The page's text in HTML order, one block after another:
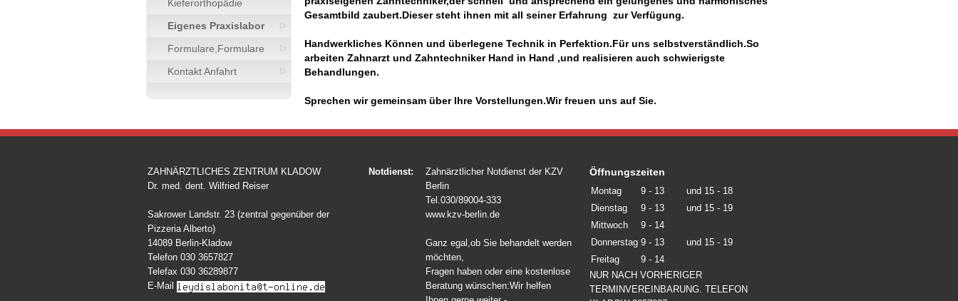
Kieferorthopädie
Eigenes Praxislabor
Formulare,Formulare
Kontakt Anfahrt
Gesamtbild zaubert.Dieser steht ihnen mit all seiner Erfahrung zur Verfügung.
Handwerkliches Können und überlegene Technik in Perfektion.Für uns selbstverständlich.So
arbeiten Zahnarzt und Zahntechniker Hand in Hand ,und realisieren auch schwierigste
Behandlungen.
Sprechen wir gemeinsam über Ihre Vorstellungen.Wir freuen uns auf Sie.
ZAHNÄRZTLICHES ZENTRUM KLADOW
Dr. med. dent. Wilfried Reiser
Sakrower Landstr. 23 (zentral gegenüber der
Pizzeria Alberto)
14089 Berlin-Kladow
Telefon 030 3657827
Telefax 030 36289877
E-Mail
Notdienst:
Zahnärztlicher Notdienst der KZV
Berlin
Tel.030/89004-333
www.kzv-berlin.de
Ganz egal,ob Sie behandelt werden
möchten,
Fragen haben oder eine kostenlose
Beratung wünschen:Wir helfen
Öffnungszeiten
Montag 9 - 13 und 15 - 18
Dienstag
9 - 13 und 15 - 19
Mittwoch
9 - 14
Donnerstag 9 - 13 und 15 - 19
Freitag
9 - 14
NUR NACH VORHERIGER
TERMINVEREINBARUNG. TELEFON